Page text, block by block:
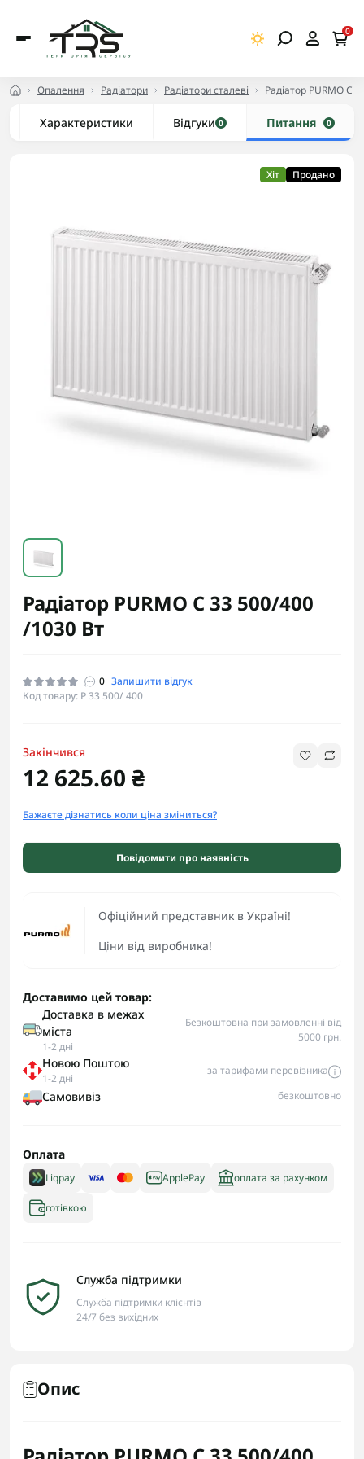
0
Опалення Радіатори Радіатори сталеві Радіатор PURMO C
Характеристики Відгуки 0 Питання 0
Хіт Продано
Радіатор PURMO C 33 500/400
/1030 Вт
0 Залишити відгук
Код товару: P 33 500/ 400
Офіційний представник в Україні!
Ціни від виробника!
Закінчився
12 625.60 ₴
Бажаєте дізнатись коли ціна зміниться?
Повідомити про наявність
Доставимо цей товар:
Доставка в межах
міста
1-2 дні
Безкоштовна при замовленні від
5000 грн.
Новою Поштою
1-2 дні
за тарифами перевізника
Самовивіз безкоштовно
Оплата
Liqpay ApplePay оплата за рахунком
готівкою
Служба підтримки
Служба підтримки клієнтів
24/7 без вихідних
Опис